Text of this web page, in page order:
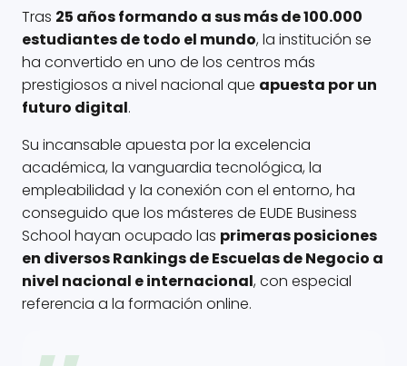
Tras 25 años formando a sus más de 100.000
estudiantes de todo el mundo, la institución se
ha convertido en uno de los centros más
prestigiosos a nivel nacional que apuesta por un
futuro digital.
Su incansable apuesta por la excelencia
académica, la vanguardia tecnológica, la
empleabilidad y la conexión con el entorno, ha
conseguido que los másteres de EUDE Business
School hayan ocupado las primeras posiciones
en diversos Rankings de Escuelas de Negocio a
nivel nacional e internacional, con especial
referencia a la formación online.